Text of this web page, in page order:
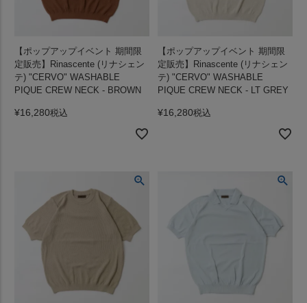
【ポップアップイベント 期間限
定販売】Rinascente (リナシェン
テ) "CERVO" WASHABLE
PIQUE CREW NECK - BROWN
¥16,280税込
【ポップアップイベント 期間限
定販売】Rinascente (リナシェン
テ) "CERVO" WASHABLE
PIQUE CREW NECK - LT GREY
¥16,280税込